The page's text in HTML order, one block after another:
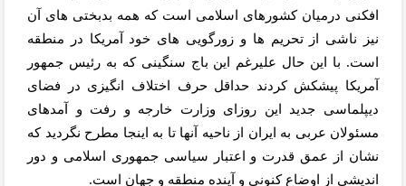
افکنی درمیان کشورهای اسلامی است که همه بدبختی های آن
نیز ناشی از تحریم ها و زورگویی های خود آمریکا در منطقه
است. با این حال علیرغم این باج سنگینی که به رئیس جمهور
آمریکا پیشکش کردند حداقل حرف اختلاف انگیزی در فضای
دیپلماسی جدید این روزای وزارت خارجه و رفت و آمدهای
مسئولان عربی به ایران از ناحیه آنها تا به اینجا مطرح نگردید که
نشان از عمق قدرت و اعتبار سیاسی جمهوری اسلامی و دور
اندیشی از اوضاع کنونی و آینده منطقه و جهان است.